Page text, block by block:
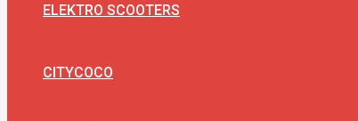
ELEKTRO SCOOTERS
CITYCOCO